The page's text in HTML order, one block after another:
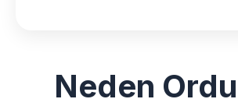
Neden